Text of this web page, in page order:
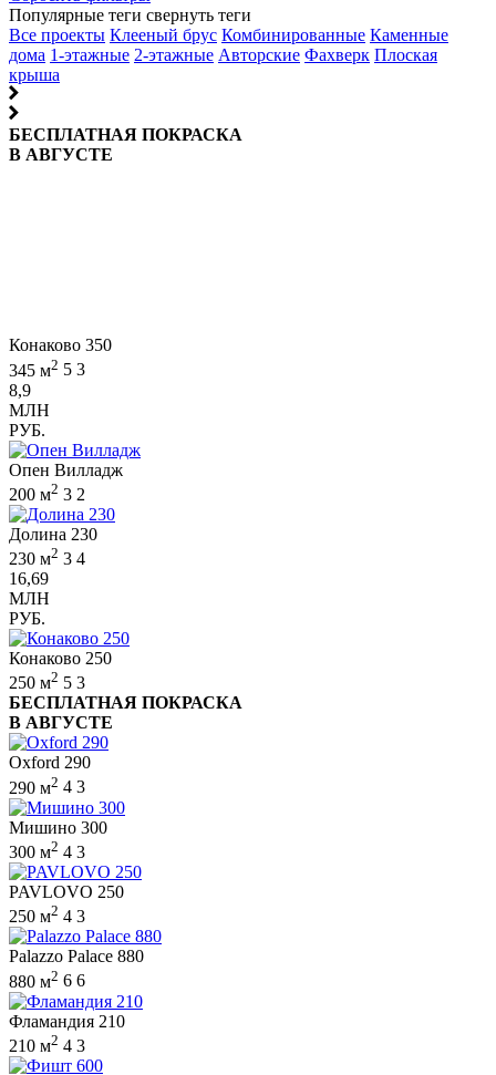
Популярные теги свернуть теги
Все проекты Клееный брус Комбинированные Каменные
дома 1-этажные 2-этажные Авторские Фахверк Плоская
крыша
БЕСПЛАТНАЯ ПОКРАСКА
В АВГУСТЕ
Конаково 350
345 м2 5 3
8,9
МЛН
РУБ.
Опен Вилладж
200 м2 3 2
Долина 230
230 м2 3 4
16,69
МЛН
РУБ.
Конаково 250
250 м2 5 3
БЕСПЛАТНАЯ ПОКРАСКА
В АВГУСТЕ
Oxford 290
290 м2 4 3
Мишино 300
300 м2 4 3
PAVLOVO 250
250 м2 4 3
Palazzo Palace 880
880 м2 6 6
Фламандия 210
210 м2 4 3